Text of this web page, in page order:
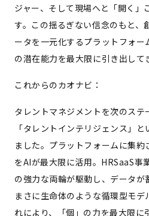
ジャー、そして現場へと「開く」
す。この揺るぎない信念のもと、
ータを一元化するプラットフォ
の潜在能力を最大限に引き出して
これからのカオナビ：
タレントマネジメントを次のス
「タレントインテリジェンス」
ました。プラットフォームに集
をAIが最大限に活用。HRSaaS事
の強力な両輪が駆動し、データが
まさに生命体のような循環型モデ
れにより、「個」の力を最大限に